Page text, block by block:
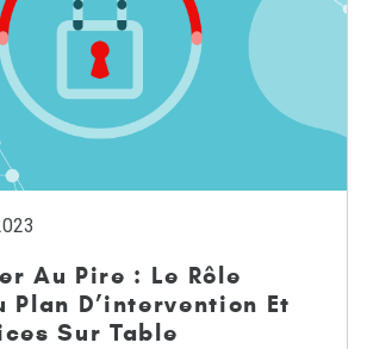
Au Pire : Le Rôle
Plan D’intervention Et
Sur Table